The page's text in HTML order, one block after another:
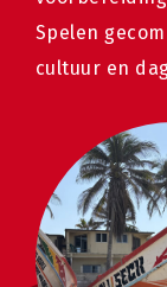
Spelen
cultuur en